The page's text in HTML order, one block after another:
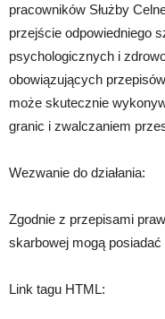
pracowników Służby
przejście odpowiedniego
psychologicznych i
obowiązujących
może skutecznie
granic i zwalczaniem
Wezwanie do działania:
Zgodnie z przepisami
skarbowej mogą posiadać
Link tagu HTML: